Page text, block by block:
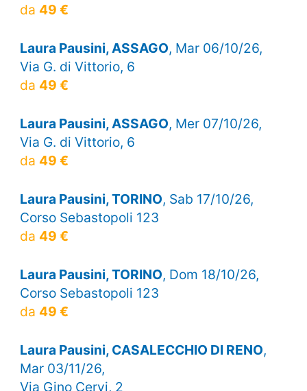
da 49 €
Laura Pausini, ASSAGO, Mar 06/10/26,
Via G. di Vittorio, 6
da 49 €
Laura Pausini, ASSAGO, Mer 07/10/26,
Via G. di Vittorio, 6
da 49 €
Laura Pausini, TORINO, Sab 17/10/26,
Corso Sebastopoli 123
da 49 €
Laura Pausini, TORINO, Dom 18/10/26,
Corso Sebastopoli 123
da 49 €
Laura Pausini, CASALECCHIO DI RENO,
Mar 03/11/26,
Via Gino Cervi, 2